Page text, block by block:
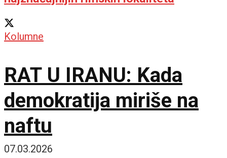
Kolumne
RAT U IRANU: Kada
demokratija miriše na
naftu
07.03.2026